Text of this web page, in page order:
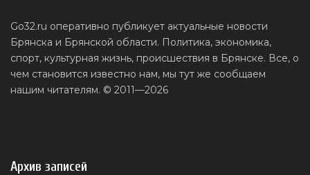
Go32.ru оперативно публикует актуальные новости
Брянска и Брянской области. Политика, экономика,
спорт, культурная жизнь, происшествия в Брянске. Все, о
чем становится известно нам, мы тут же сообщаем
нашим читателям. © 2011—2026
Архив записей